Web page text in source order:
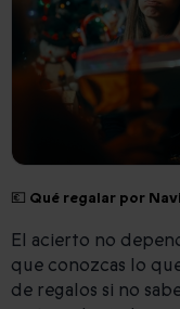
💶 Qué regalar por
El acierto no
que conozcas lo
de regalos si no